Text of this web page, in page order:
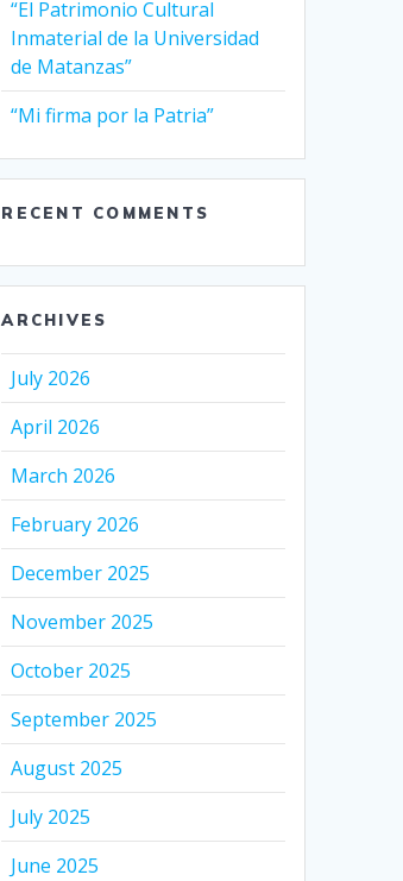
“El Patrimonio Cultural
Inmaterial de la Universidad
de Matanzas”
“Mi firma por la Patria”
RECENT COMMENTS
ARCHIVES
July 2026
April 2026
March 2026
February 2026
December 2025
November 2025
October 2025
September 2025
August 2025
July 2025
June 2025